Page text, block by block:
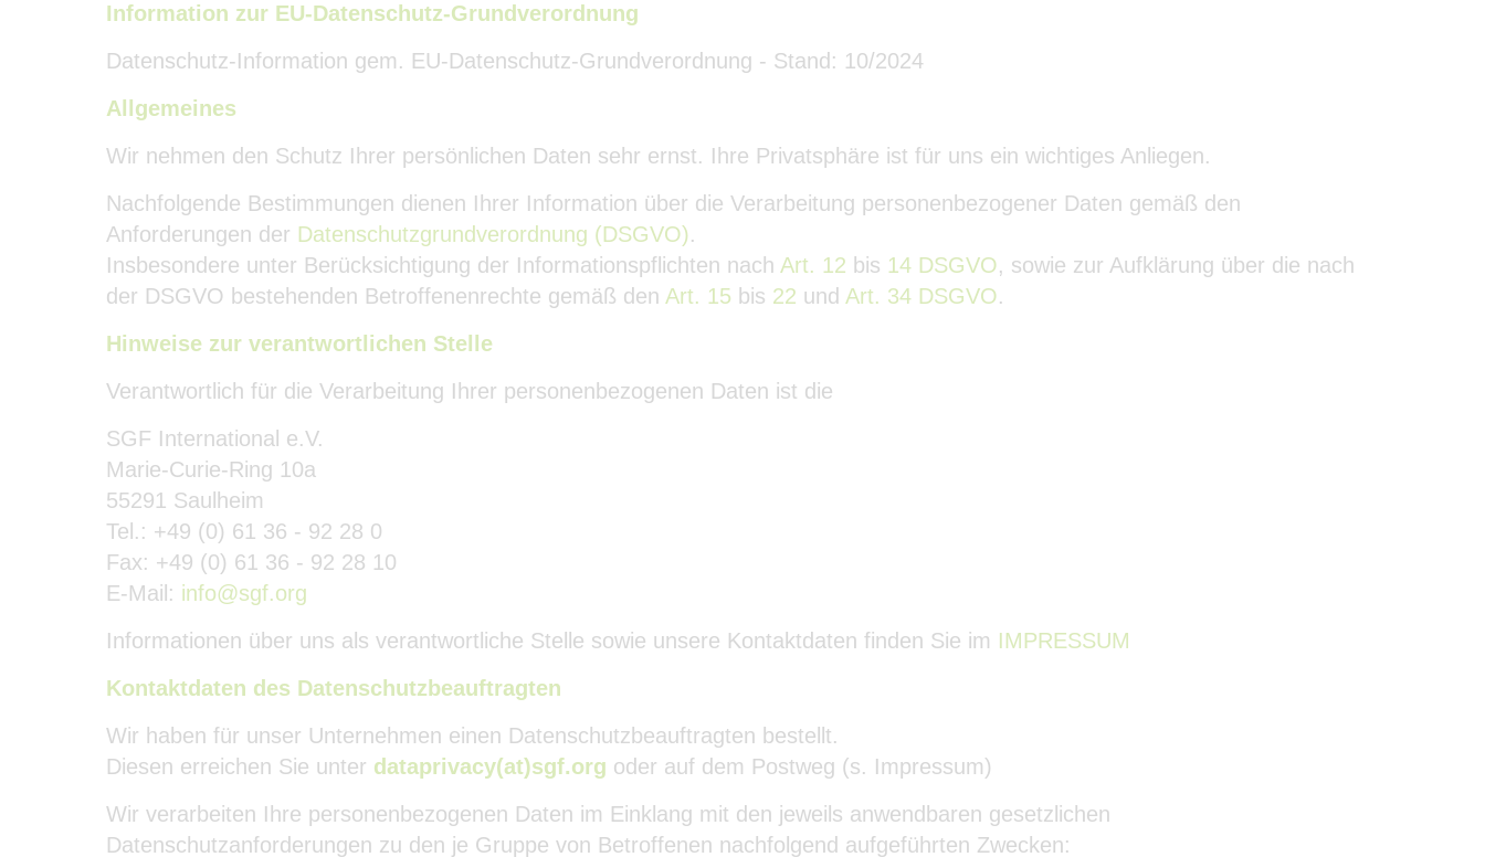
Information zur EU-Datenschutz-Grundverordnung
Datenschutz-Information gem. EU-Datenschutz-Grundverordnung - Stand: 10/2024
Allgemeines
Wir nehmen den Schutz Ihrer persönlichen Daten sehr ernst. Ihre Privatsphäre ist für uns ein wichtiges Anliegen.
Nachfolgende Bestimmungen dienen Ihrer Information über die Verarbeitung personenbezogener Daten gemäß den
Anforderungen der Datenschutzgrundverordnung (DSGVO).
Insbesondere unter Berücksichtigung der Informationspflichten nach Art. 12 bis 14 DSGVO, sowie zur Aufklärung über die nach
der DSGVO bestehenden Betroffenenrechte gemäß den Art. 15 bis 22 und Art. 34 DSGVO.
Hinweise zur verantwortlichen Stelle
Verantwortlich für die Verarbeitung Ihrer personenbezogenen Daten ist die
SGF International e.V.
Marie-Curie-Ring 10a
55291 Saulheim
Tel.: +49 (0) 61 36 - 92 28 0
Fax: +49 (0) 61 36 - 92 28 10
E-Mail: info@sgf.org
Informationen über uns als verantwortliche Stelle sowie unsere Kontaktdaten finden Sie im IMPRESSUM
Kontaktdaten des Datenschutzbeauftragten
Wir haben für unser Unternehmen einen Datenschutzbeauftragten bestellt.
Diesen erreichen Sie unter dataprivacy(at)sgf.org oder auf dem Postweg (s. Impressum)
Wir verarbeiten Ihre personenbezogenen Daten im Einklang mit den jeweils anwendbaren gesetzlichen
Datenschutzanforderungen zu den je Gruppe von Betroffenen nachfolgend aufgeführten Zwecken: